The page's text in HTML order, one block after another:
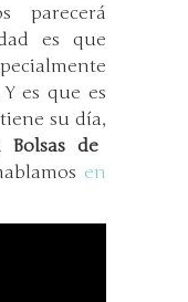
parecerá
es que
es que es
su día,
de
en